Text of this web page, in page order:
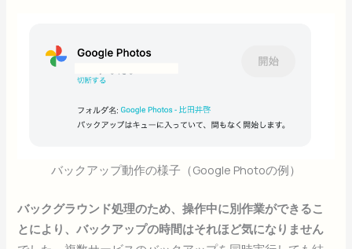
バックアップ動作の様子（Google Photoの例）
バックグラウンド処理のため、操作中に別作業ができるこ
とにより、バックアップの時間はそれほど気になりません